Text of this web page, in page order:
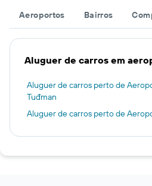
Aeroportos Bairros
Aluguer de carros em
Aluguer de carros perto de
Tuđman
Aluguer de carros perto de